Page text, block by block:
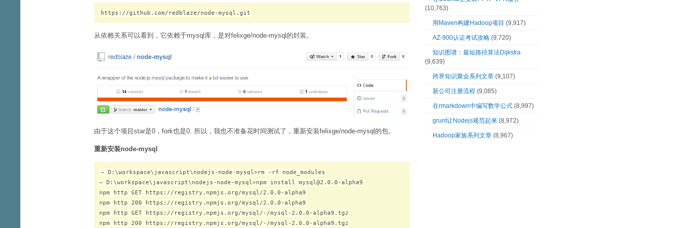
https://github.com/redblaze/node-mysql.git
从依赖关系可以看到，它依赖于mysql库，是对felixge/node-mysql的封装。
由于这个项目star是0，fork也是0. 所以，我也不准备花时间测试了，重新安装felixge/node-mysql的包。
重新安装node-mysql
~ D:\workspace\javascript\nodejs-node-mysql>rm -rf node_modules
~ D:\workspace\javascript\nodejs-node-mysql>npm install mysql@2.0.0-alpha9
npm http GET https://registry.npmjs.org/mysql/2.0.0-alpha9
npm http 200 https://registry.npmjs.org/mysql/2.0.0-alpha9
npm http GET https://registry.npmjs.org/mysql/-/mysql-2.0.0-alpha9.tgz
npm http 200 https://registry.npmjs.org/mysql/-/mysql-2.0.0-alpha9.tgz
(10,763)
用Maven构建Hadoop项目 (9,917)
AZ-900认证考试攻略 (9,720)
知识图谱：最短路径算法Dijkstra
(9,639)
跨界知识聚会系列文章 (9,107)
新公司注册流程 (9,085)
在rmarkdown中编写数学公式 (8,997)
grunt让Nodejs规范起来 (8,972)
Hadoop家族系列文章 (8,967)